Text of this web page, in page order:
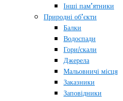
Інші пам’ятники
Природні об’єкти
Балки
Водоспади
Гори/скали
Джерела
Мальовничі місця
Заказники
Заповідники